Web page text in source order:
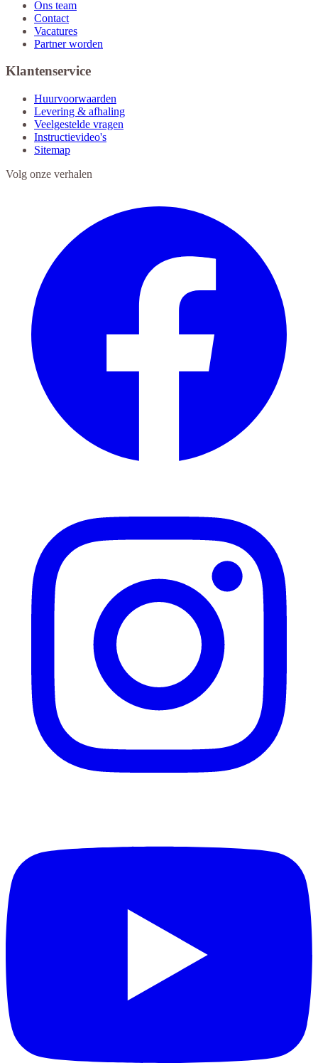
Ons team
Contact
Vacatures
Partner worden
Klantenservice
Huurvoorwaarden
Levering & afhaling
Veelgestelde vragen
Instructievideo's
Sitemap
Volg onze verhalen